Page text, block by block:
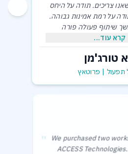
צריכים. תודה על היחס
על רמת אמינות גבוהה.
שיתוף פעולה פורה
,בכבוד רב
מנהל תפעול
קרא עוד...
טורג'מן
תפעול | פרוטאץ
" We purchased two
ACCESS